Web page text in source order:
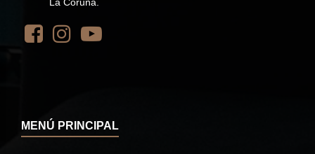
MENÚ PRINCIPAL